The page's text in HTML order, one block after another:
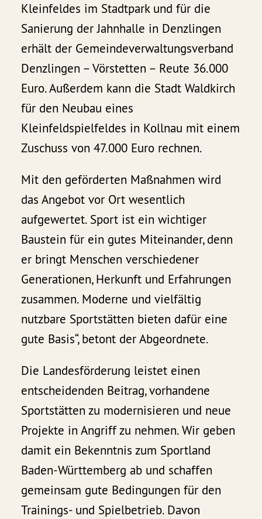
Kleinfeldes im Stadtpark und für die
Sanierung der Jahnhalle in Denzlingen
erhält der Gemeindeverwaltungsverband
Denzlingen – Vörstetten – Reute 36.000
Euro. Außerdem kann die Stadt Waldkirch
für den Neubau eines
Kleinfeldspielfeldes in Kollnau mit einem
Zuschuss von 47.000 Euro rechnen.
Mit den geförderten Maßnahmen wird
das Angebot vor Ort wesentlich
aufgewertet. Sport ist ein wichtiger
Baustein für ein gutes Miteinander, denn
er bringt Menschen verschiedener
Generationen, Herkunft und Erfahrungen
zusammen. Moderne und vielfältig
nutzbare Sportstätten bieten dafür eine
gute Basis“, betont der Abgeordnete.
Die Landesförderung leistet einen
entscheidenden Beitrag, vorhandene
Sportstätten zu modernisieren und neue
Projekte in Angriff zu nehmen. Wir geben
damit ein Bekenntnis zum Sportland
Baden-Württemberg ab und schaffen
gemeinsam gute Bedingungen für den
Trainings- und Spielbetrieb. Davon